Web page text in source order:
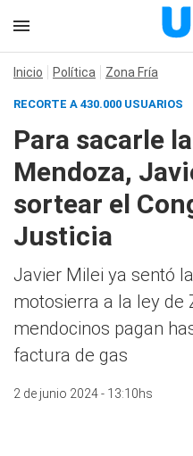
Inicio Política Zona Fría
RECORTE A 430.000 USUARIOS
Para sacarle
Mendoza,
sortear el
Justicia
Javier Milei ya sentó
motosierra a la ley de
mendocinos pagan
factura de gas
2 de junio 2024 - 13:10hs